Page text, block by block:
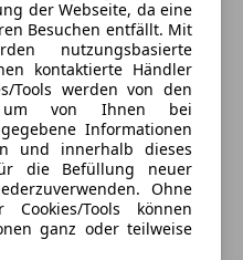
der Webseite, da eine
Besuchen entfällt. Mit
nutzungsbasierte
kontaktierte Händler
Tools werden von den
um von Ihnen bei
Informationen
und innerhalb dieses
die Befüllung neuer
Ohne
Tools können
ganz oder teilweise